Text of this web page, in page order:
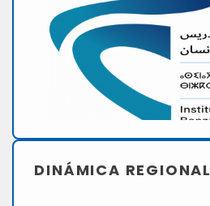
DINÁMICA REGIONAL